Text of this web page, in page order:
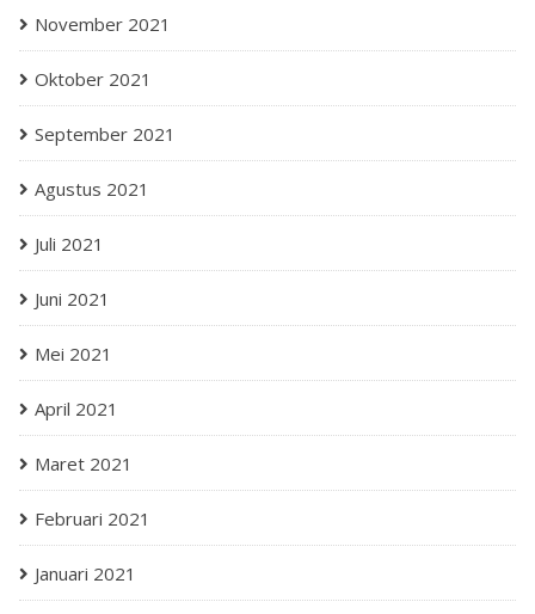
November 2021
Oktober 2021
September 2021
Agustus 2021
Juli 2021
Juni 2021
Mei 2021
April 2021
Maret 2021
Februari 2021
Januari 2021